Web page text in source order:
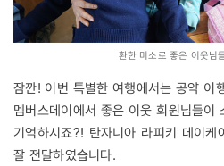
환한 미소로 좋은 이웃님
잠깐! 이번 특별한 여행에서는 공약 이
멤버스데이에서 좋은 이웃 회원님들이
기억하시죠?! 탄자니아 라피키 데이
잘 전달하였습니다.